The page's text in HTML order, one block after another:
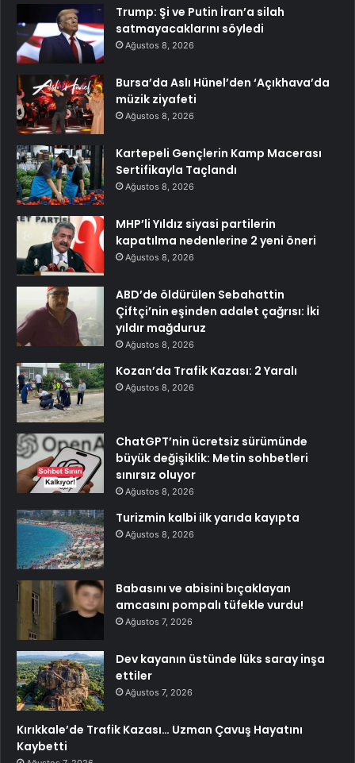
Trump: Şi ve Putin İran’a silah
satmayacaklarını söyledi
Ağustos 8, 2026
Bursa’da Aslı Hünel’den ‘Açıkhava’da
müzik ziyafeti
Ağustos 8, 2026
Kartepeli Gençlerin Kamp Macerası
Sertifikayla Taçlandı
Ağustos 8, 2026
MHP’li Yıldız siyasi partilerin
kapatılma nedenlerine 2 yeni öneri
Ağustos 8, 2026
ABD’de öldürülen Sebahattin
Çiftçi’nin eşinden adalet çağrısı: İki
yıldır mağduruz
Ağustos 8, 2026
Kozan’da Trafik Kazası: 2 Yaralı
Ağustos 8, 2026
ChatGPT’nin ücretsiz sürümünde
büyük değişiklik: Metin sohbetleri
sınırsız oluyor
Ağustos 8, 2026
Turizmin kalbi ilk yarıda kayıpta
Ağustos 8, 2026
Babasını ve abisini bıçaklayan
amcasını pompalı tüfekle vurdu!
Ağustos 7, 2026
Dev kayanın üstünde lüks saray inşa
ettiler
Ağustos 7, 2026
Kırıkkale’de Trafik Kazası… Uzman Çavuş Hayatını
Kaybetti